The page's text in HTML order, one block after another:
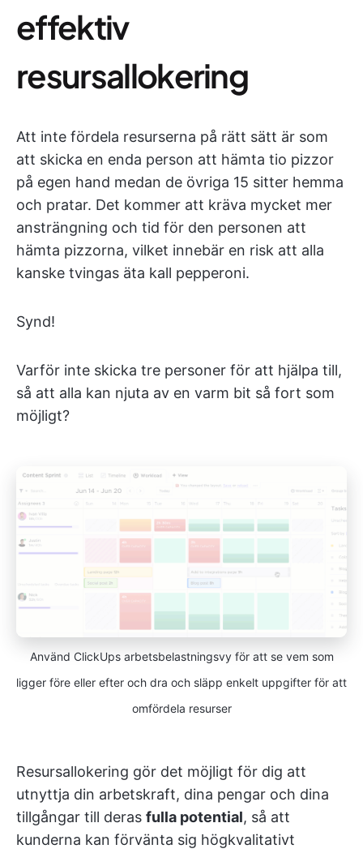
effektiv
resursallokering
Att inte fördela resurserna på rätt sätt är som
att skicka en enda person att hämta tio pizzor
på egen hand medan de övriga 15 sitter hemma
och pratar. Det kommer att kräva mycket mer
ansträngning och tid för den personen att
hämta pizzorna, vilket innebär en risk att alla
kanske tvingas äta kall pepperoni.
Synd!
Varför inte skicka tre personer för att hjälpa till,
så att alla kan njuta av en varm bit så fort som
möjligt?
Använd ClickUps arbetsbelastningsvy för att se vem som
ligger före eller efter och dra och släpp enkelt uppgifter för att
omfördela resurser
Resursallokering gör det möjligt för dig att
utnyttja din arbetskraft, dina pengar och dina
tillgångar till deras fulla potential, så att
kunderna kan förvänta sig högkvalitativt